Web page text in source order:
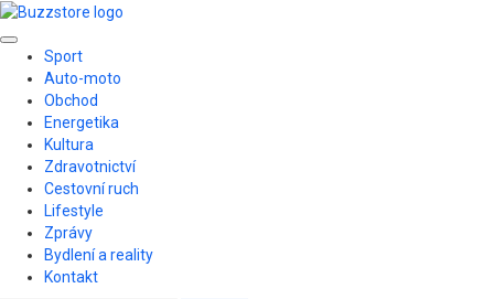
Skip
content
Primary
Menu
Sport
Auto-moto
Obchod
Energetika
Kultura
Zdravotnictví
Cestovní ruch
Lifestyle
Zprávy
Bydlení a reality
Kontakt